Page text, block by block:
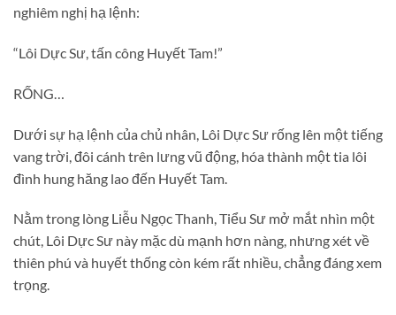
nghiêm nghị hạ lệnh:
“Lôi Dực Sư, tấn công Huyết Tam!”
RỐNG…
Dưới sự hạ lệnh của chủ nhân, Lôi Dực Sư rống lên một tiếng
vang trời, đôi cánh trên lưng vũ động, hóa thành một tia lôi
đình hung hăng lao đến Huyết Tam.
Nằm trong lòng Liễu Ngọc Thanh, Tiểu Sư mở mắt nhìn một
chút, Lôi Dực Sư này mặc dù mạnh hơn nàng, nhưng xét về
thiên phú và huyết thống còn kém rất nhiều, chẳng đáng xem
trọng.